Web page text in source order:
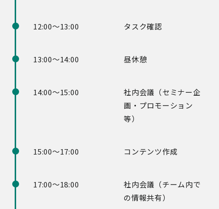
12:00～13:00 タスク確認
13:00～14:00 昼休憩
14:00～15:00
社内会議（セミナー企
画・プロモーション
等）
15:00～17:00 コンテンツ作成
17:00～18:00
社内会議（チーム内で
の情報共有）